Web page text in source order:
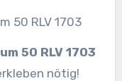
50 RLV 1703
nötig!